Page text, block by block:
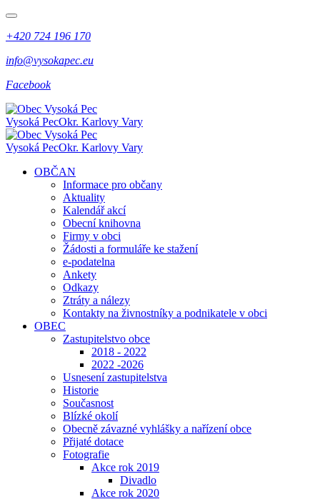
+420 724 196 170
info@vysokapec.eu
Facebook
Vysoká PecOkr. Karlovy Vary
Vysoká PecOkr. Karlovy Vary
OBČAN
Informace pro občany
Aktuality
Kalendář akcí
Obecní knihovna
Firmy v obci
Žádosti a formuláře ke stažení
e-podatelna
Ankety
Odkazy
Ztráty a nálezy
Kontakty na živnostníky a podnikatele v obci
OBEC
Zastupitelstvo obce
2018 - 2022
2022 -2026
Usnesení zastupitelstva
Historie
Současnost
Blízké okolí
Obecně závazné vyhlášky a nařízení obce
Přijaté dotace
Fotografie
Akce rok 2019
Divadlo
Akce rok 2020